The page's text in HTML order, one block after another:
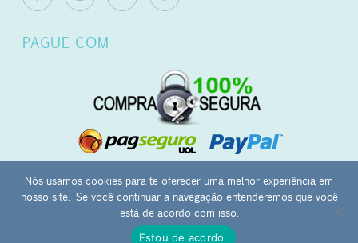
PAGUE COM
Mãos Ocupadas - japamala | masbaha | kombolói - CNPJ:
27.657.120/0001-12 - Campinas-SP -
Nós usamos cookies para te oferecer uma melhor experiência em
nosso site. Se você continuar a navegação entenderemos que você
está de acordo com isso.
Estou de acordo.